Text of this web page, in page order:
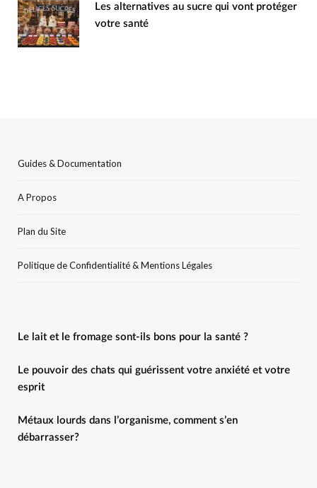
Les alternatives au sucre qui vont protéger
votre santé
Guides & Documentation
A Propos
Plan du Site
Politique de Confidentialité & Mentions Légales
Le lait et le fromage sont-ils bons pour la santé ?
Le pouvoir des chats qui guérissent votre anxiété et votre
esprit
Métaux lourds dans l’organisme, comment s’en
débarrasser?